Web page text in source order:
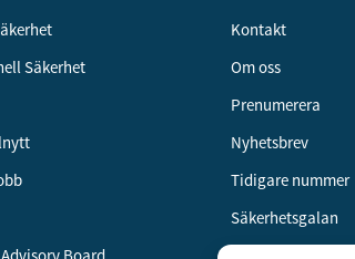
Säkerhet
Kontakt
Om oss
Prenumerera
Nyhetsbrev
Tidigare nummer
Säkerhetsgalan